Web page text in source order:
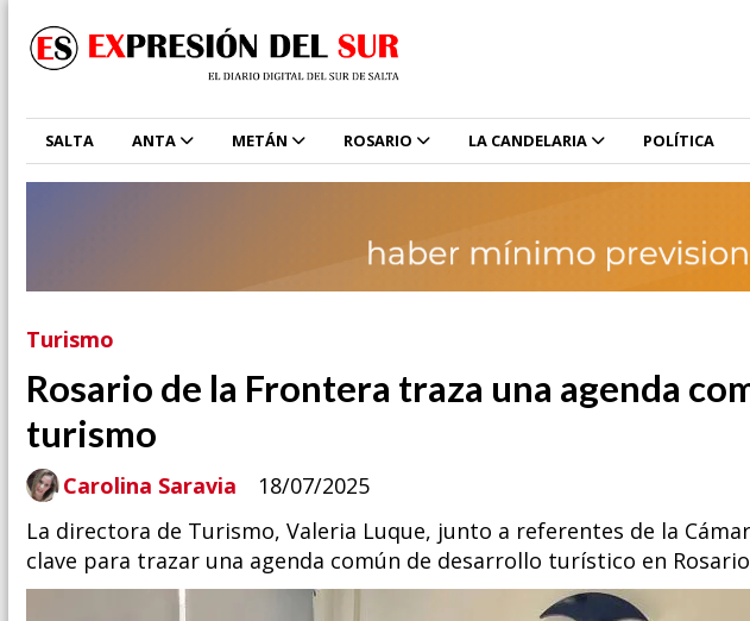
SALTA ANTA METÁN ROSARIO LA CANDELARIA POLÍTICA
Rosario de la Frontera traza una agenda
turismo
La directora de Turismo, Valeria Luque, junto a referentes de la
clave para trazar una agenda común de desarrollo turístico en
Turismo
18/07/2025
Carolina Saravia